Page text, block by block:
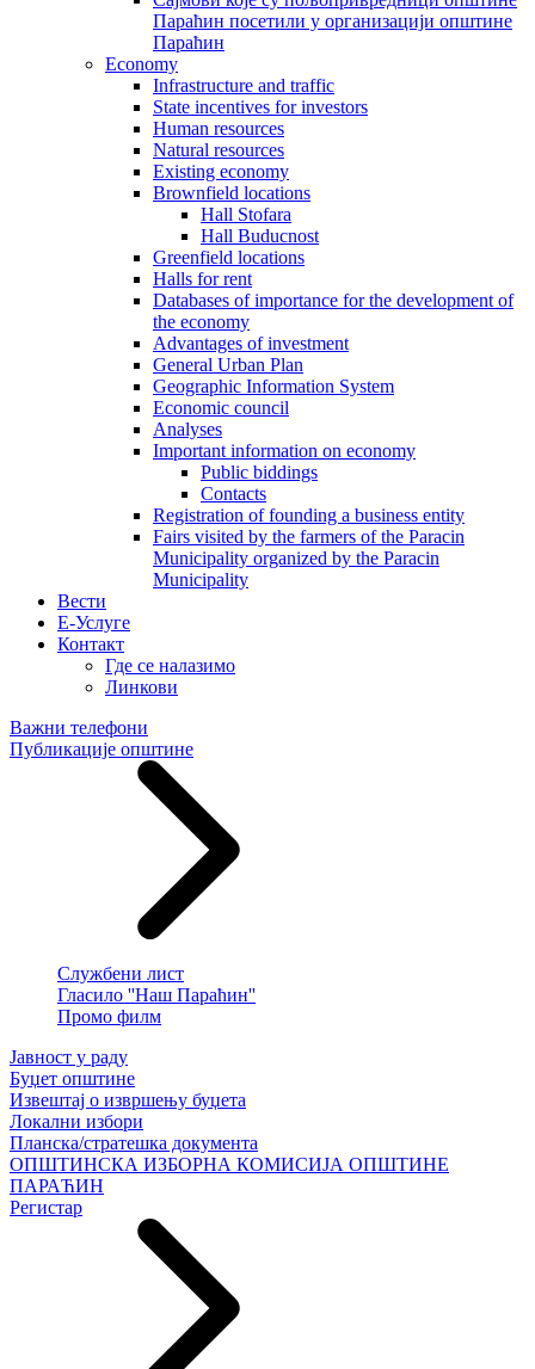
Параћин посетили у организацији општине
Параћин
Economy
Infrastructure and traffic
State incentives for investors
Human resources
Natural resources
Existing economy
Brownfield locations
Hall Stofara
Hall Buducnost
Greenfield locations
Halls for rent
Databases of importance for the development of
the economy
Advantages of investment
General Urban Plan
Geographic Information System
Еconomic council
Analyses
Important information on economy
Public biddings
Contacts
Registration of founding a business entity
Fairs visited by the farmers of the Paracin
Municipality organized by the Paracin
Municipality
Вести
E-Услуге
Контакт
Где се налазимо
Линкови
Важни телефони
Публикације општине
Службени лист
Гласило ''Наш Параћин''
Промо филм
Јавност у раду
Буџет општине
Извештај о извршењу буџета
Локални избори
Планска/стратешка документа
ОПШТИНСКА ИЗБОРНА КОМИСИЈА ОПШТИНЕ
ПАРАЋИН
Регистар